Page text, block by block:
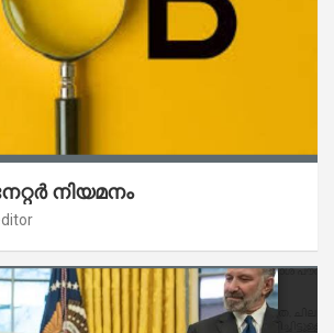
നിയമനം